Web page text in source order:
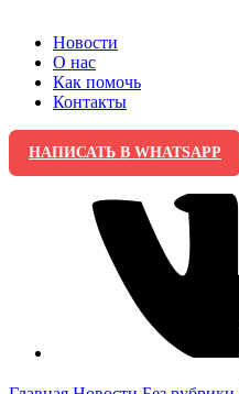
Новости
О нас
Как помочь
Контакты
НАПИСАТЬ В WHATSAPP